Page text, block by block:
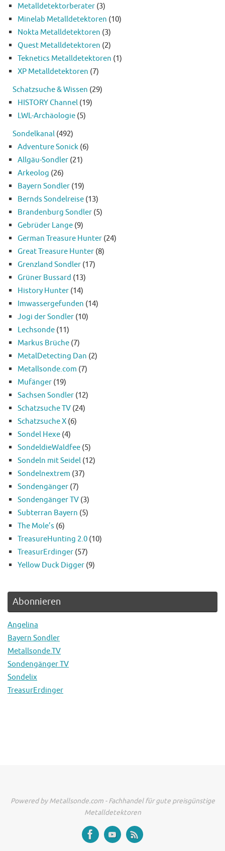
Metalldetektorberater (3)
Minelab Metalldetektoren (10)
Nokta Metalldetektoren (3)
Quest Metalldetektoren (2)
Teknetics Metalldetektoren (1)
XP Metalldetektoren (7)
Schatzsuche & Wissen (29)
HISTORY Channel (19)
LWL-Archäologie (5)
Sondelkanal (492)
Adventure Sonick (6)
Allgäu-Sondler (21)
Arkeolog (26)
Bayern Sondler (19)
Bernds Sondelreise (13)
Brandenburg Sondler (5)
Gebrüder Lange (9)
German Treasure Hunter (24)
Great Treasure Hunter (8)
Grenzland Sondler (17)
Grüner Bussard (13)
History Hunter (14)
Imwassergefunden (14)
Jogi der Sondler (10)
Lechsonde (11)
Markus Brüche (7)
MetalDetecting Dan (2)
Metallsonde.com (7)
Mufänger (19)
Sachsen Sondler (12)
Schatzsuche TV (24)
Schatzsuche X (6)
Sondel Hexe (4)
SondeldieWaldfee (5)
Sondeln mit Seidel (12)
Sondelnextrem (37)
Sondengänger (7)
Sondengänger TV (3)
Subterran Bayern (5)
The Mole’s (6)
TreasureHunting 2.0 (10)
TreasurErdinger (57)
Yellow Duck Digger (9)
Abonnieren
Angelina
Bayern Sondler
Metallsonde.TV
Sondengänger TV
Sondelix
TreasurErdinger
Powered by Metallsonde.com - Fachhandel für gute preisgünstige
Metalldetektoren